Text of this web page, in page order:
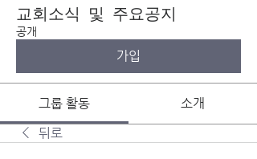
교회소식 및 주요공지
공개
가입
그룹 활동
소개
뒤로